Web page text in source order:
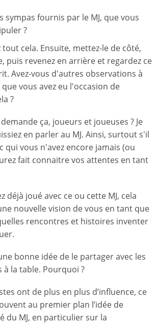
sympas fournis par le MJ, que vous
?
tout cela. Ensuite, mettez-le de côté,
puis revenez en arrière et regardez ce
Avez-vous d'autres observations à
vous avez eu l'occasion de
?
ça, joueurs et joueuses ? Je
en parler au MJ. Ainsi, surtout s'il
qui vous n'avez encore jamais (ou
fait connaitre vos attentes en tant
déjà joué avec ce ou cette MJ, cela
nouvelle vision de vous en tant que
rencontres et histoires inventer
bonne idée de le partager avec les
la table. Pourquoi ?
ont de plus en plus d’influence, ce
au premier plan l’idée de
du MJ, en particulier sur la